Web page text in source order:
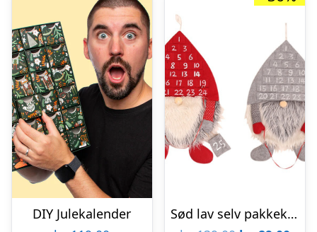
DIY Julekalender
Sød lav selv pakkekalender – nissemand – Grå